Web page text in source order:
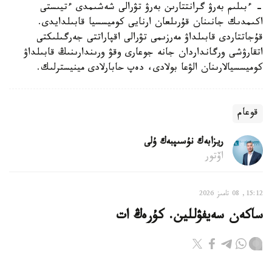
- ءبىلىم بەرۋ گرانتتارىن بەرۋ تۋرالى شەشىمدى ءتيىستى
اكىمدىك جانىنان قۇرىلعان ارنايى كوميسسيا قابىلدايدى.
قۇجاتتاردى قابىلداۋ مەرزىمى تۋرالى اقپاراتتى جەرگىلىكتى
اتقارۋشى ورگانداردان جانە جوعارى وقۋ ورىندارىنىڭ قابىلداۋ
كوميسسيالارىنان الۋعا بولادى، دەپ حابارلادى مينيسترلىك.
قوعام
ريزابەك نۇسىپبەك ۇلى
اۆتور
15:12, 08 تامىز 2026
ساكەن سەيفۋللين. كۇرەڭ ات